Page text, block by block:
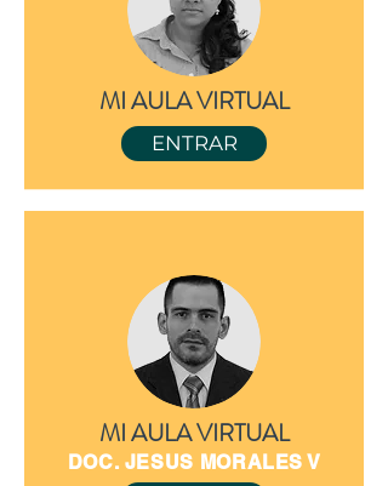
ENTRAR
MI AULA VIRTUAL
MI AULA VIRTUAL
DOC. JESUS MORALES V